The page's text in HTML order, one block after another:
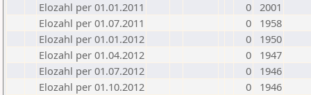
Elozahl per 01.01.2011 0 2001
Elozahl per 01.07.2011
0
1958
Elozahl per 01.01.2012
0
1950
Elozahl per 01.04.2012
0
1947
Elozahl per 01.07.2012
0
1946
Elozahl per 01.10.2012
0
1946